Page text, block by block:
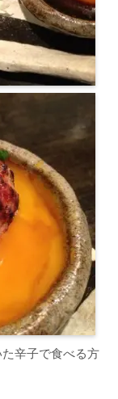
辛子で食べる方